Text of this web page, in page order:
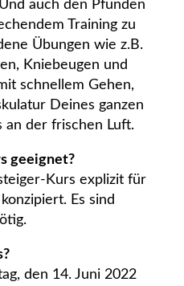
auch den Pfunden
Training zu
Übungen wie z.B.
Kniebeugen und
schnellem Gehen,
Deines ganzen
an der frischen Luft.
geeignet?
Kurs explizit für
Es sind
den 14. Juni 2022